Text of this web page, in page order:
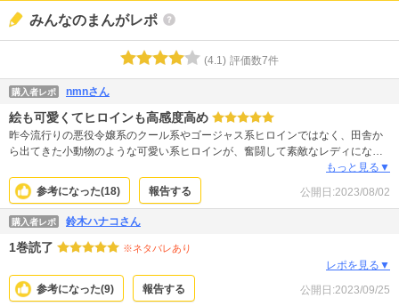
みんなのまんがレポ
(4.1) 評価数7件
購入者レポ nmnさん
絵も可愛くてヒロインも高感度高め
昨今流行りの悪役令嬢系のクール系やゴージャス系ヒロインではなく、田舎か
ら出てきた小動物のような可愛い系ヒロインが、奮闘して素敵なレディになっ
ていくお話。 可愛い系ヒロインはドジっ子やアホの子設定が多い印象ですが、
この作品のヒロインは地頭は良い設定のようで、謎行動により見ていてイライ
ラする…ということもなく、周りの人々を尊敬しながら日々一生懸命学んでる
姿がとても推せます。 続きも楽しみに待ってます！
もっと見る▼
参考になった(18) 報告する 公開日:2023/08/02
購入者レポ 鈴木ハナコさん
1巻読了 ※ネタバレあり
レポを見る▼
参考になった(9) 報告する 公開日:2023/09/25